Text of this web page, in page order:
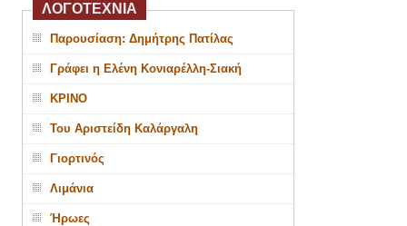
ΛΟΓΟΤΕΧΝΙΑ
Παρουσίαση: Δημήτρης Πατίλας
Γράφει η Ελένη Κονιαρέλλη-Σιακή
ΚΡΙΝΟ
Του Αριστείδη Καλάργαλη
Γιορτινός
Λιμάνια
Ήρωες